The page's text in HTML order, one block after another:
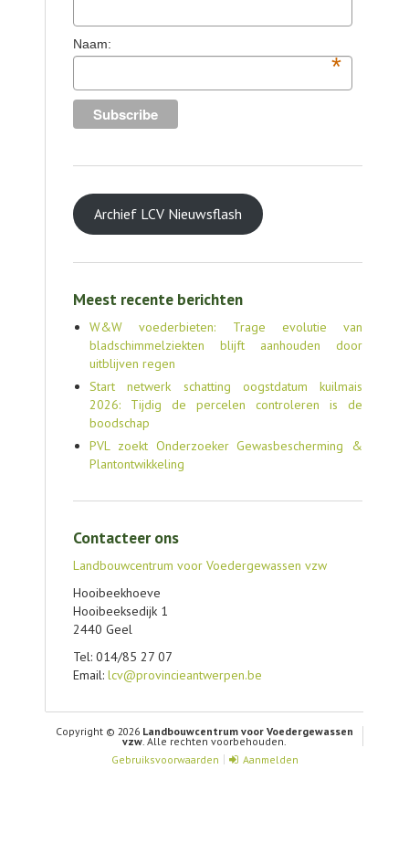
Naam:
*
Archief LCV Nieuwsflash
Meest recente berichten
W&W voederbieten: Trage evolutie van
bladschimmelziekten blijft aanhouden door
uitblijven regen
Start netwerk schatting oogstdatum kuilmais
2026: Tijdig de percelen controleren is de
boodschap
PVL zoekt Onderzoeker Gewasbescherming &
Plantontwikkeling
Contacteer ons
Landbouwcentrum voor Voedergewassen vzw
Hooibeekhoeve
Hooibeeksedijk 1
2440 Geel
Tel: 014/85 27 07
Email: lcv@provincieantwerpen.be
Copyright © 2026 Landbouwcentrum voor Voedergewassen
vzw. Alle rechten voorbehouden.
Gebruiksvoorwaarden
Aanmelden